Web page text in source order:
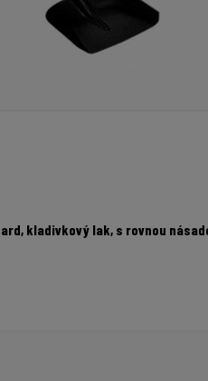
kladivkový lak, s rovnou